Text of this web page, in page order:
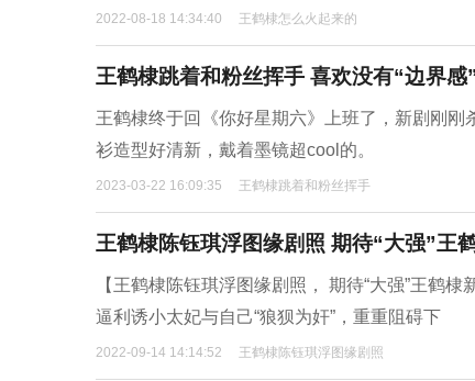
2022-08-18 14:34:40 王鹤棣怎么火起来的
王鹤棣跳着和粉丝挥手 喜欢没有“边界感
王鹤棣终于回《你好星期六》上班了，新剧刚
衫造型好清新，戴着墨镜超cool的。
2023-03-22 16:09:35 王鹤棣跳着和粉丝挥手
王鹤棣陈钰琪浮图缘剧照 期待“大强”王
【王鹤棣陈钰琪浮图缘剧照， 期待“大强”王鹤
逼利诱小太妃与自己“狼狈为奸”，重重阻碍下
2022-09-14 14:14:52 王鹤棣陈钰琪浮图缘剧照